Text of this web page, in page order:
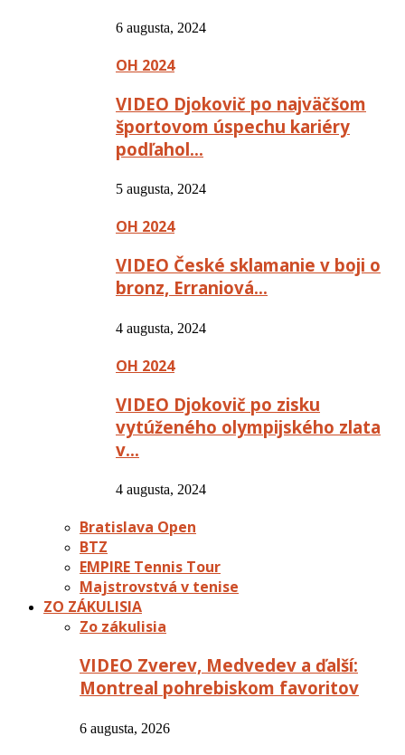
6 augusta, 2024
OH 2024
VIDEO Djokovič po najväčšom
športovom úspechu kariéry
podľahol…
5 augusta, 2024
OH 2024
VIDEO České sklamanie v boji o
bronz, Erraniová…
4 augusta, 2024
OH 2024
VIDEO Djokovič po zisku
vytúženého olympijského zlata
v…
4 augusta, 2024
Bratislava Open
BTZ
EMPIRE Tennis Tour
Majstrovstvá v tenise
ZO ZÁKULISIA
Zo zákulisia
VIDEO Zverev, Medvedev a ďalší:
Montreal pohrebiskom favoritov
6 augusta, 2026